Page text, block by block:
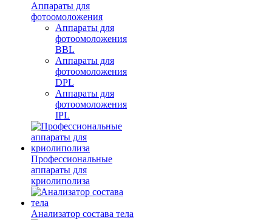
Аппараты для
фотоомоложения
Аппараты для
фотоомоложения
BBL
Аппараты для
фотоомоложения
DPL
Аппараты для
фотоомоложения
IPL
Профессиональные
аппараты для
криолиполиза
Анализатор состава тела